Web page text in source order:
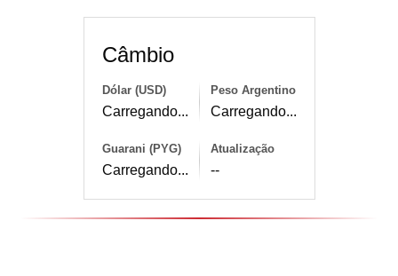
Câmbio
Dólar (USD)
Carregando...
Peso Argentino
Carregando...
Guarani (PYG)
Carregando...
Atualização
--